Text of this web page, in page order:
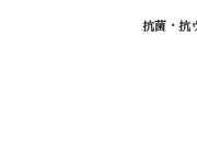
抗菌・抗